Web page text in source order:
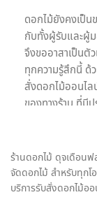
ดอกไม้ยังคงเป็น
กับทั้งผู้รับและผู้
จึงขออาสาเป็นตั
ทุกความรู้สึกนี้ ด้
สั่งดอกไม้ออนไ
ของทางร้าน ที่มี
เรา คือ การเป็น
ใจให้กับทั้งผู้รับแล
ในงานจัดดอกไม้
ร้านดอกไม้ ดุจเดือน
จัดดอกไม้ สำหรับทุกโ
บริการรับสั่งดอกไม้